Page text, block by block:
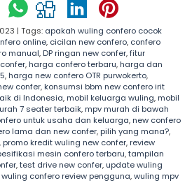
| Tags: apakah wuling confero cocok
online, cicilan new confero, confero
manual,DP ringan new confer,fitur
,harga confero terbaru,harga dan
,harga new confero OTR purwokerto,
confer,konsumsi bbm new confero irit
di Indonesia,mobil keluarga wuling,mobil
7 seater terbaik,mpv murah di bawah
untuk usaha dan keluarga,new confero
lama dan new confer,pilih yang mana?,
,promo kredit wuling new confer,review
mesin confero terbaru,tampilan
,test drive new confer,update wuling
wuling confero review pengguna,wuling mpv